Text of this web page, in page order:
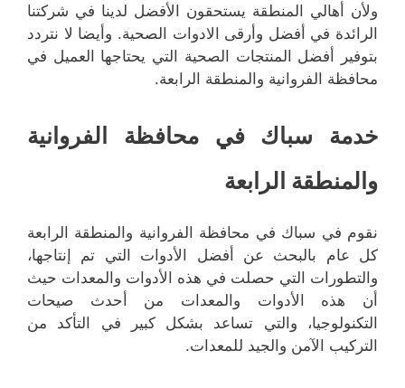
ولأن أهالي المنطقة يستحقون الأفضل لدينا في شركتنا
الرائدة في أفضل وأرقى الادوات الصحية. وأيضا لا نتردد
بتوفير أفضل المنتجات الصحية التي يحتاجها العميل في
محافظة الفروانية والمنطقة الرابعة.
خدمة سباك في محافظة الفروانية
والمنطقة الرابعة
نقوم في سباك في محافظة الفروانية والمنطقة الرابعة
كل عام بالبحث عن أفضل الأدوات التي تم إنتاجها،
والتطورات التي حصلت في هذه الأدوات والمعدات حيث
أن هذه الأدوات والمعدات من أحدث صيحات
التكنولوجيا، والتي تساعد بشكل كبير في التأكد من
التركيب الآمن والجيد للمعدات.